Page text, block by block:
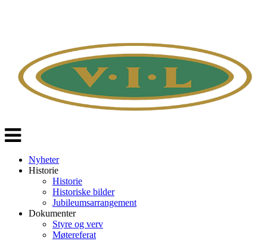
Veksle
navigasjon
Nyheter
Historie
Historie
Historiske bilder
Jubileumsarrangement
Dokumenter
Styre og verv
Møtereferat